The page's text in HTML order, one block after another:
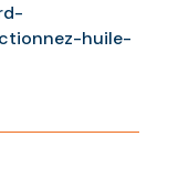
huile-